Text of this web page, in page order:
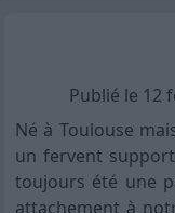
Publié le 12
Né à Toulouse
un fervent
toujours été une
attachement à